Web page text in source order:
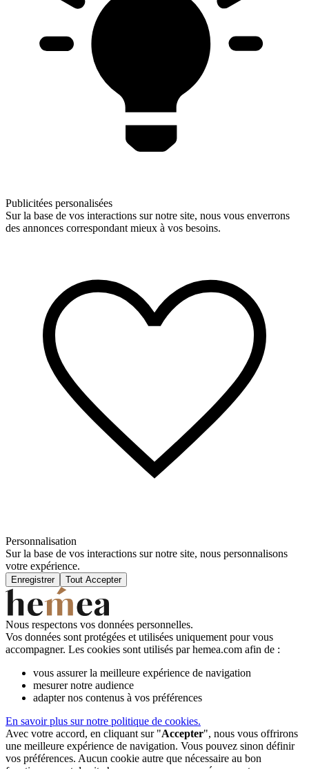
Publicitées personalisées
Sur la base de vos interactions sur notre site, nous vous enverrons
des annonces correspondant mieux à vos besoins.
Personnalisation
Sur la base de vos interactions sur notre site, nous personnalisons
votre expérience.
Enregistrer Tout Accepter
Nous respectons vos données personnelles.
Vos données sont protégées et utilisées uniquement pour vous
accompagner. Les cookies sont utilisés par hemea.com afin de :
vous assurer la meilleure expérience de navigation
mesurer notre audience
adapter nos contenus à vos préférences
En savoir plus sur notre politique de cookies.
Avec votre accord, en cliquant sur "Accepter", nous vous offrirons
une meilleure expérience de navigation. Vous pouvez sinon définir
vos préférences. Aucun cookie autre que nécessaire au bon